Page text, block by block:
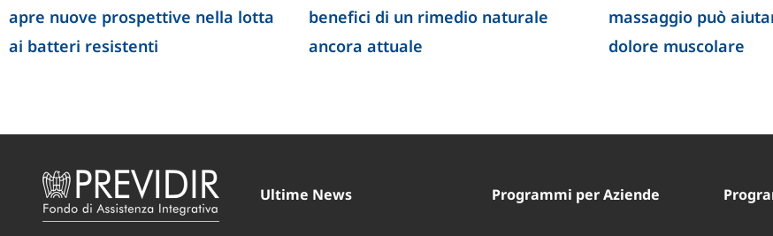
apre nuove prospettive nella lotta
ai batteri resistenti
benefici di un rimedio naturale
ancora attuale
massaggio può
dolore muscolare
Ultime News Programmi per Aziende